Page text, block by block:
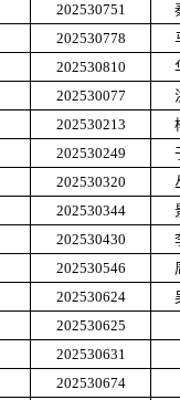
202530751
202530778
202530810
202530077
202530213
202530249
202530320
202530344
202530430
202530546
202530624
202530625
202530631
202530674